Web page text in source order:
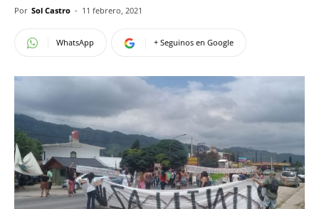
Por Sol Castro - 11 febrero, 2021
WhatsApp + Seguinos en Google